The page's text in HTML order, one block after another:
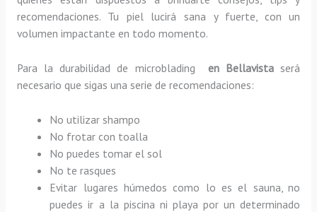
recomendaciones. Tu piel lucirá sana y fuerte, con un
volumen impactante en todo momento.
Para la durabilidad de microblading en Bellavista será
necesario que sigas una serie de recomendaciones:
No utilizar shampo
No frotar con toalla
No puedes tomar el sol
No te rasques
Evitar lugares húmedos como lo es el sauna, no
puedes ir a la piscina ni playa por un determinado